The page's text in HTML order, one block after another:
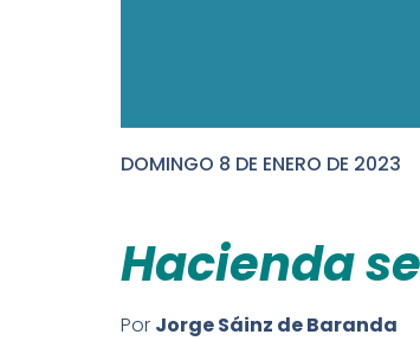
DOMINGO 8 DE ENERO DE 2023
Hacienda
Por Jorge Sáinz de Baranda